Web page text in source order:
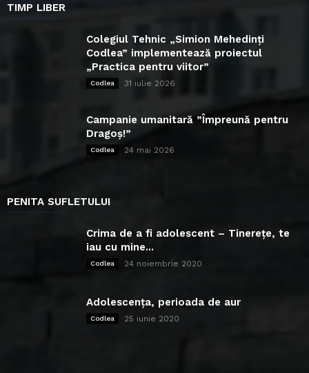
TIMP LIBER
Colegiul Tehnic „Simion Mehedinți
Codlea” implementează proiectul
„Practica pentru viitor”
Codlea 31 iulie 2026
Campanie umanitară ”Împreună pentru
Dragoș!”
Codlea 24 mai 2026
PENITA SUFLETULUI
Crima de a fi adolescent – Tinerețe, te
iau cu mine...
Codlea 24 noiembrie 2020
Adolescența, perioada de aur
Codlea 25 iunie 2020